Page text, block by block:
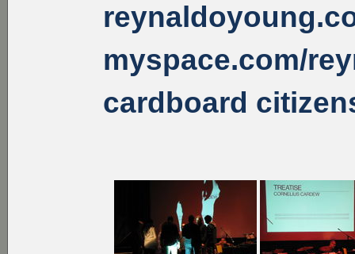
myspace.com/
cardboard